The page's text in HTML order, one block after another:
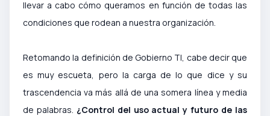
llevar a cabo cómo queramos en función de todas las
condiciones que rodean a nuestra organización.
Retomando la definición de Gobierno TI, cabe decir que
es muy escueta, pero la carga de lo que dice y su
trascendencia va más allá de una somera línea y media
de palabras. ¿Control del uso actual y futuro de las